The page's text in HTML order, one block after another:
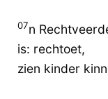
07n
is: rechtoet,
zien kinder